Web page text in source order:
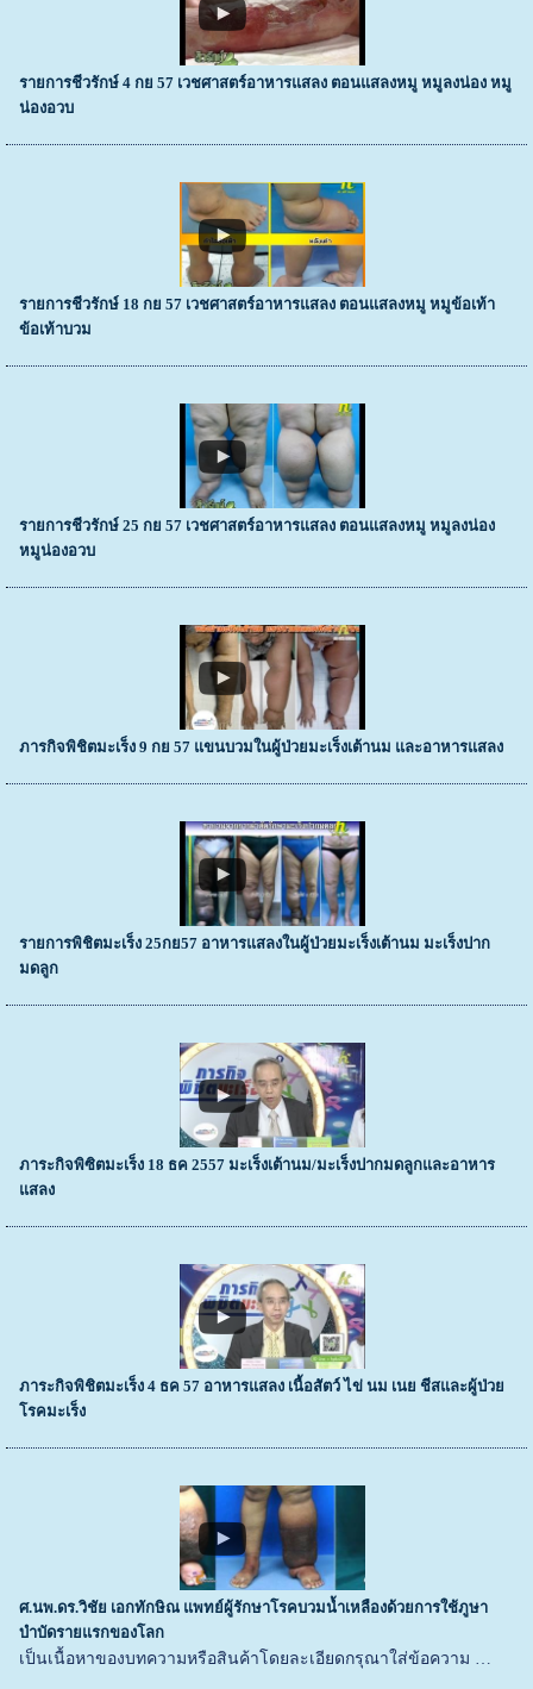
รายการชีวรักษ์ 4 กย 57 เวชศาสตร์อาหารแสลง ตอนแสลงหมู หมูลงน่อง หมู
น่องอวบ
รายการชีวรักษ์ 18 กย 57 เวชศาสตร์อาหารแสลง ตอนแสลงหมู หมูข้อเท้า
ข้อเท้าบวม
รายการชีวรักษ์ 25 กย 57 เวชศาสตร์อาหารแสลง ตอนแสลงหมู หมูลงน่อง
หมูน่องอวบ
ภารกิจพิชิตมะเร็ง 9 กย 57 แขนบวมในผู้ป่วยมะเร็งเต้านม และอาหารแสลง
รายการพิชิตมะเร็ง 25กย57 อาหารแสลงในผู้ป่วยมะเร็งเต้านม มะเร็งปาก
มดลูก
ภาระกิจพิซิตมะเร็ง 18 ธค 2557 มะเร็งเต้านม/มะเร็งปากมดลูกและอาหาร
แสลง
ภาระกิจพิชิตมะเร็ง 4 ธค 57 อาหารแสลง เนื้อสัตว์ ไข่ นม เนย ชีสและผู้ป่วย
โรคมะเร็ง
ศ.นพ.ดร.วิชัย เอกทักษิณ แพทย์ผู้รักษาโรคบวมน้ำเหลืองด้วยการใช้ภูษา
บำบัดรายแรกของโลก
เป็นเนื้อหาของบทความหรือสินค้าโดยละเอียดกรุณาใส่ข้อความ …